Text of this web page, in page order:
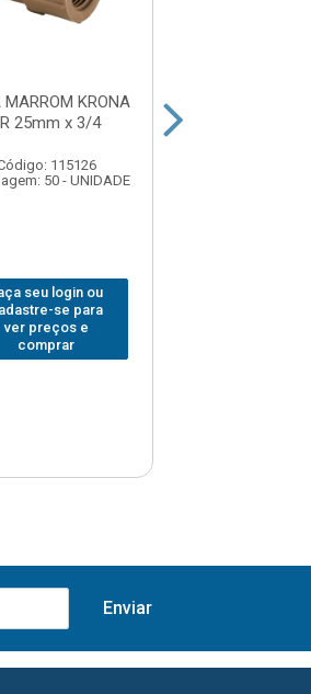
MARROM KRONA
25mm x 3/4
115126
50 - UNIDADE
seu login ou
se para
ver preços e
comprar